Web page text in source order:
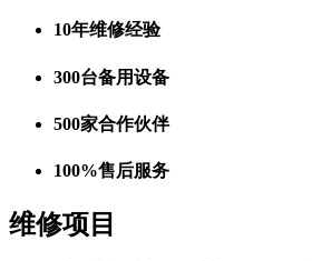
10年维修经验
300台备用设备
500家合作伙伴
100%售后服务
维修项目